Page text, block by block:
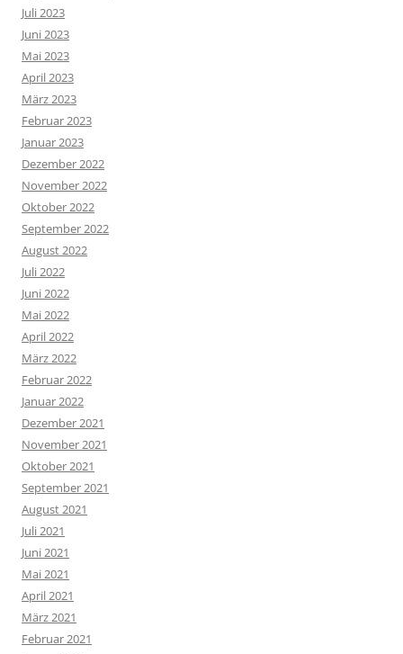
Juli 2023
Juni 2023
Mai 2023
April 2023
März 2023
Februar 2023
Januar 2023
Dezember 2022
November 2022
Oktober 2022
September 2022
August 2022
Juli 2022
Juni 2022
Mai 2022
April 2022
März 2022
Februar 2022
Januar 2022
Dezember 2021
November 2021
Oktober 2021
September 2021
August 2021
Juli 2021
Juni 2021
Mai 2021
April 2021
März 2021
Februar 2021